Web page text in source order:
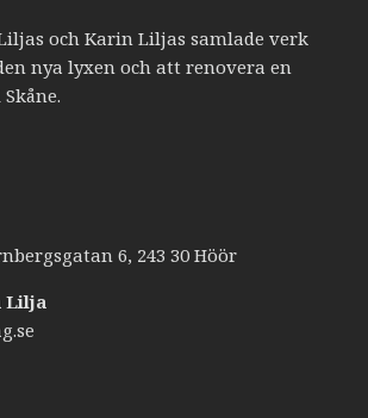
och Karin Liljas samlade verk
nya lyxen och att renovera en
6, 243 30 Höör
Lilja